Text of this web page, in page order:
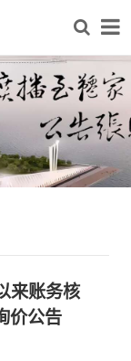
来账务核
价公告